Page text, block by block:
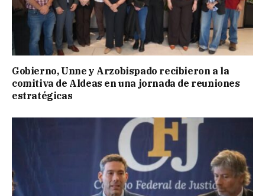
Gobierno, Unne y Arzobispado recibieron a la
comitiva de Aldeas en una jornada de reuniones
estratégicas